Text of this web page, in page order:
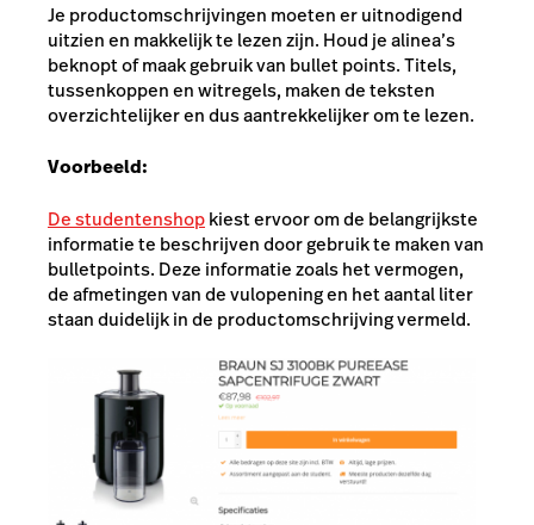
Je productomschrijvingen moeten er uitnodigend
uitzien en makkelijk te lezen zijn. Houd je alinea’s
beknopt of maak gebruik van bullet points. Titels,
tussenkoppen en witregels, maken de teksten
overzichtelijker en dus aantrekkelijker om te lezen.
Voorbeeld:
De studentenshopkiest ervoor om de belangrijkste
informatie te beschrijven door gebruik te maken van
bulletpoints. Deze informatie zoals het vermogen,
de afmetingen van de vulopening en het aantal liter
staan duidelijk in de productomschrijving vermeld.